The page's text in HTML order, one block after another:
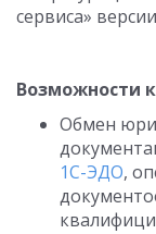
сервиса»
Возможности
Обмен
1С-ЭДО,